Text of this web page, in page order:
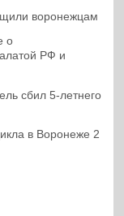
воронежцам
о
РФ и
сбил 5-летнего
в Воронеже 2